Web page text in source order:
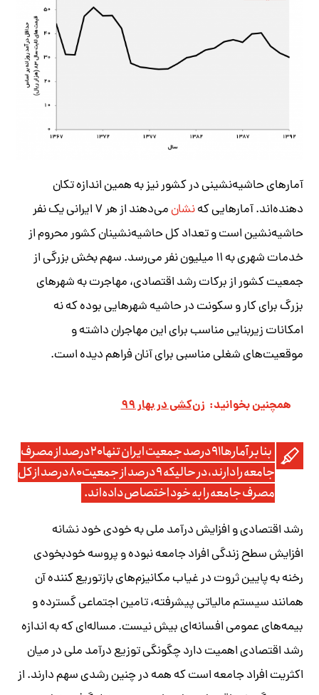
آمارهای حاشیه‌نشینی در کشور نیز به همین اندازه تکان
دهنده‌اند. آمارهایی کهنشان
می‌دهند از هر ۷ ایرانی یک نفر
حاشیه‌نشین است و تعداد کل حاشیه‌نشینان کشور محروم از
خدمات شهری به ۱۱ میلیون نفر می‌رسد. سهم بخش بزرگی از
جمعیت کشور از برکات رشد اقتصادی، مهاجرت به شهرهای
بزرگ برای کار و سکونت در حاشیه شهرهایی بوده که نه
امکانات زیربنایی مناسب برای این مهاجران داشته و
موقعیت‌های شغلی مناسبی برای آنان فراهم دیده است.
همچنین بخوانید: زن‌کشی در بهار ۹۹
بنا بر آمارها ۹۱ درصد جمعیت ایران تنها ۲۰ درصد از مصرف
جامعه را دارند، در حالیکه ۹ درصد از جمعیت ۸۰ درصد از کل
مصرف جامعه را به خود اختصاص داده‌اند.
رشد اقتصادی و افزایش درآمد ملی به خودی خود نشانه
افزایش سطح زندگی افراد جامعه نبوده و پروسه خودبخودی
رخنه به پایین ثروت در غیاب مکانیزم‌های بازتوریع کننده آن
همانند سیستم مالیاتی پیشرفته، تامین اجتماعی گسترده و
بیمه‌های عمومی افسانه‌ای بیش نیست. مساله‌ای که به اندازه
رشد اقتصادی اهمیت دارد چگونگی توزیع درآمد ملی در میان
اکثریت افراد جامعه است که همه در چنین رشدی سهم دارند. از